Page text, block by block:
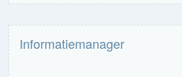
Informatiemanager